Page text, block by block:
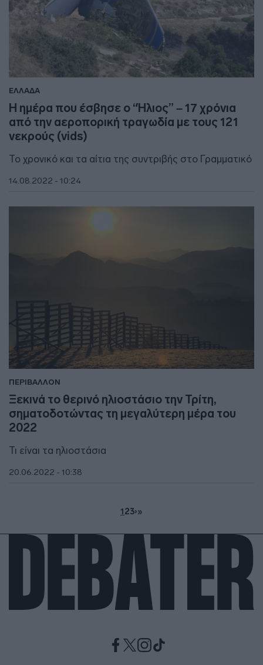
ΕΛΛΑΔΑ
Η ημέρα που έσβησε ο “Ήλιος” – 17 χρόνια
από την αεροπορική τραγωδία με τους 121
νεκρούς (vids)
Το χρονικό και τα αίτια της συντριβής στο Γραμματικό
14.08.2022 - 10:24
ΠΕΡΙΒΑΛΛΟΝ
Ξεκινά το θερινό ηλιοστάσιο την Τρίτη,
σηματοδοτώντας τη μεγαλύτερη μέρα του
2022
Τι είναι τα ηλιοστάσια
20.06.2022 - 10:38
123›»